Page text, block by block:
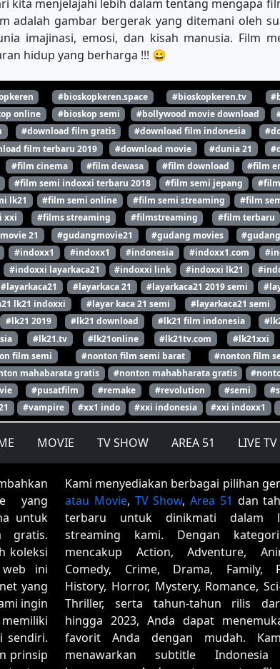
kita menjelajahi lebih dalam tentang mengapa
adalah gambar bergerak yang ditemani oleh
imajinasi, emosi, dan kisah manusia. Film
hidup yang berharga !!! 😀
#bioskopkeren.space #bioskopkeren.tv
online #bioskop semi #bollywood movie download
#download film gratis #download film indonesia
film terbaru 2019 #download movie #dunia 21
#film cinema #film dewasa #film download #film
#film semi indoxxi terbaru 2018 #film semi jepang
lk21 #film semi online #film semi streaming #film
xxi #films streaming #filmstreaming #film terbaru
21 #gudangmovie21 #gudang movies
#indoxx1 #indoxx1 #indonesia #indoxx1.com
#indoxxi layarkaca21 #indoxxi link #indoxxi lk21
#layarkaca21 #layarkaca 21 #layarkaca21 2019 semi
lk21 indoxxi #layar kaca 21 semi #layarkaca21 semi
#lk21 2019 #lk21 download #lk21 film indonesia
#lk21.tv #lk21online #lk21tv.com #lk21xxi
film semi #nonton film semi barat #nonton film
mahabarata gratis #nonton mahabharata gratis
#pusatfilm #remake #revolution #semi
#vampire #xx1 indo #xxi indonesia #xxi indoxx1
MOVIE TV SHOW AREA 51 LIVE TV
yang
untuk
gratis.
koleksi
ini
yang
ingin
sendiri.
prinsip
Kami menyediakan berbagai pilihan
atau Movie, TV Show, Area 51 dan
terbaru untuk dinikmati dalam
streaming kami. Dengan
mencakup Action, Adventure,
Comedy, Crime, Drama, Family,
History, Horror, Mystery, Romance,
Thriller, serta tahun-tahun rilis
hingga 2023, Anda dapat
favorit Anda dengan mudah.
menawarkan subtitle